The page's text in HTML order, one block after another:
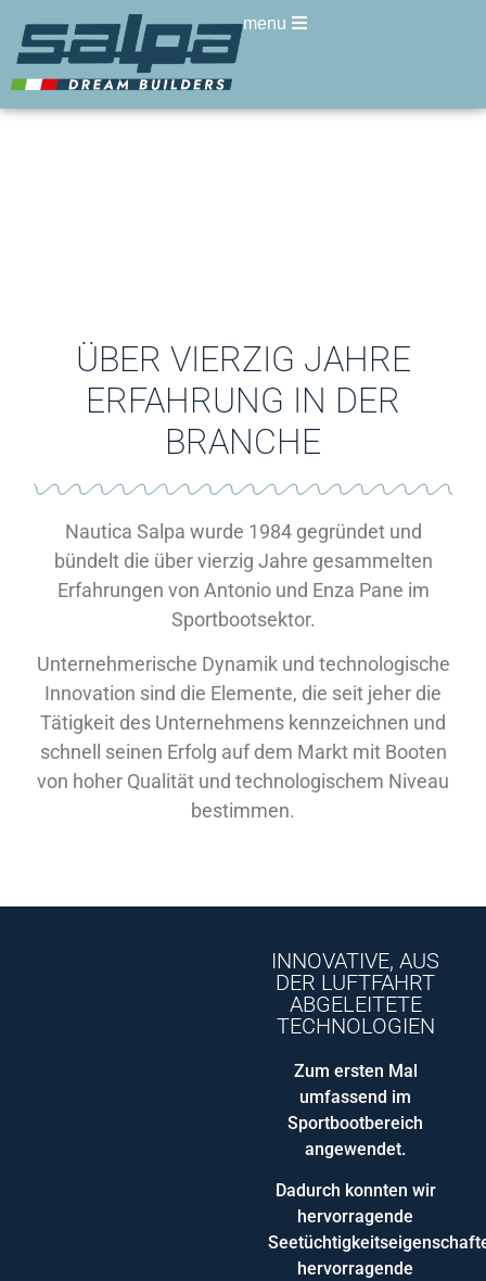
menu
ÜBER VIERZIG JAHRE
ERFAHRUNG IN DER
BRANCHE
Nautica Salpa wurde 1984 gegründet und
bündelt die über vierzig Jahre gesammelten
Erfahrungen von Antonio und Enza Pane im
Sportbootsektor.
Unternehmerische Dynamik und technologische
Innovation sind die Elemente, die seit jeher die
Tätigkeit des Unternehmens kennzeichnen und
schnell seinen Erfolg auf dem Markt mit Booten
von hoher Qualität und technologischem Niveau
bestimmen.
INNOVATIVE, AUS
DER LUFTFAHRT
ABGELEITETE
TECHNOLOGIEN
Zum ersten Mal
umfassend im
Sportbootbereich
angewendet.
Dadurch konnten wir
hervorragende
hervorragende